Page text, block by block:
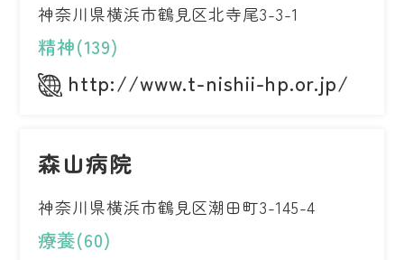
神奈川県横浜市鶴見区北寺尾3-3-1
精神(139)
http://www.t-nishii-hp.or.jp/
森山病院
神奈川県横浜市鶴見区潮田町3-145-4
療養(60)